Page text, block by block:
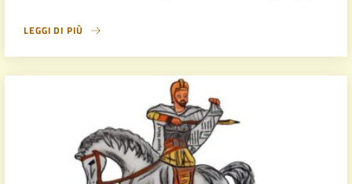
LEGGI DI PIÙ